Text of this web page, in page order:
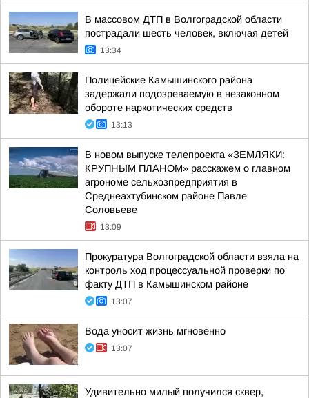
В массовом ДТП в Волгоградской области
пострадали шесть человек, включая детей
13:34
Полицейские Камышинского района
задержали подозреваемую в незаконном
обороте наркотических средств
13:13
В новом выпуске телепроекта «ЗЕМЛЯКИ:
КРУПНЫМ ПЛАНОМ» расскажем о главном
агрономе сельхозпредприятия в
Среднеахтубинском районе Павле
Соловьеве
13:09
Прокуратура Волгоградской области взяла на
контроль ход процессуальной проверки по
факту ДТП в Камышинском районе
13:07
Вода уносит жизнь мгновенно
13:07
Удивительно милый получился сквер,